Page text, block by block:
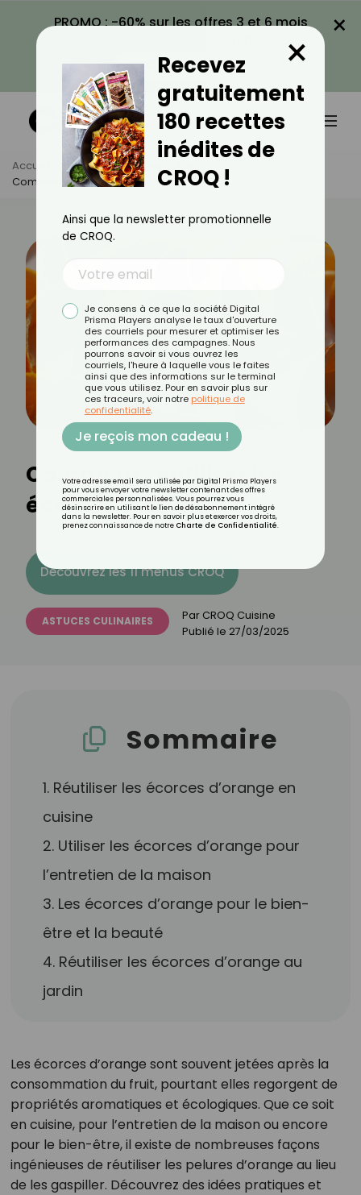
PROMO : -60% sur les offres 3 et 6 mois
VOIR LA PROMO
×
Accueil Actus
Astuces Culinaires
Comment Réutiliser Les Écorces D’orange ?
Comment réutiliser les
écorces d’orange ?
Découvrez les 11 menus CROQ
ASTUCES CULINAIRES Par CROQ Cuisine
Publié le 27/03/2025
Sommaire
1. Réutiliser les écorces d’orange en
cuisine
2. Utiliser les écorces d’orange pour
l’entretien de la maison
3. Les écorces d’orange pour le bien-
être et la beauté
4. Réutiliser les écorces d’orange au
jardin
Les écorces d’orange sont souvent jetées après la
consommation du fruit, pourtant elles regorgent de
propriétés aromatiques et écologiques. Que ce soit
en cuisine, pour l’entretien de la maison ou encore
pour le bien-être, il existe de nombreuses façons
ingénieuses de réutiliser les pelures d’orange au lieu
de les gaspiller. Découvrez des idées pratiques et
Recevez
gratuitement
180 recettes
inédites de
CROQ !
×
Ainsi que la newsletter promotionnelle
de CROQ.
Je consens à ce que la société Digital
Prisma Players analyse le taux d'ouverture
des courriels pour mesurer et optimiser les
performances des campagnes. Nous
pourrons savoir si vous ouvrez les
courriels, l'heure à laquelle vous le faites
ainsi que des informations sur le terminal
que vous utilisez. Pour en savoir plus sur
ces traceurs, voir notre politique de
confidentialité.
Je reçois mon cadeau !
Votre adresse email sera utilisée par Digital Prisma Players
pour vous envoyer votre newsletter contenant des offres
commerciales personnalisées. Vous pourrez vous
désinscrire en utilisant le lien de désabonnement intégré
dans la newsletter. Pour en savoir plus et exercer vos droits,
prenez connaissance de notre Charte de Confidentialité.